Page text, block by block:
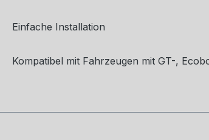
Einfache Installation
Kompatibel mit Fahrzeugen mit GT-,